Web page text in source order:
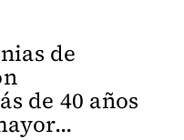
de
de 40 años